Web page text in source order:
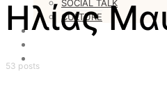
SOCIAL TALK
CULTURE
LOVESTARS
Ηλίας
53 posts